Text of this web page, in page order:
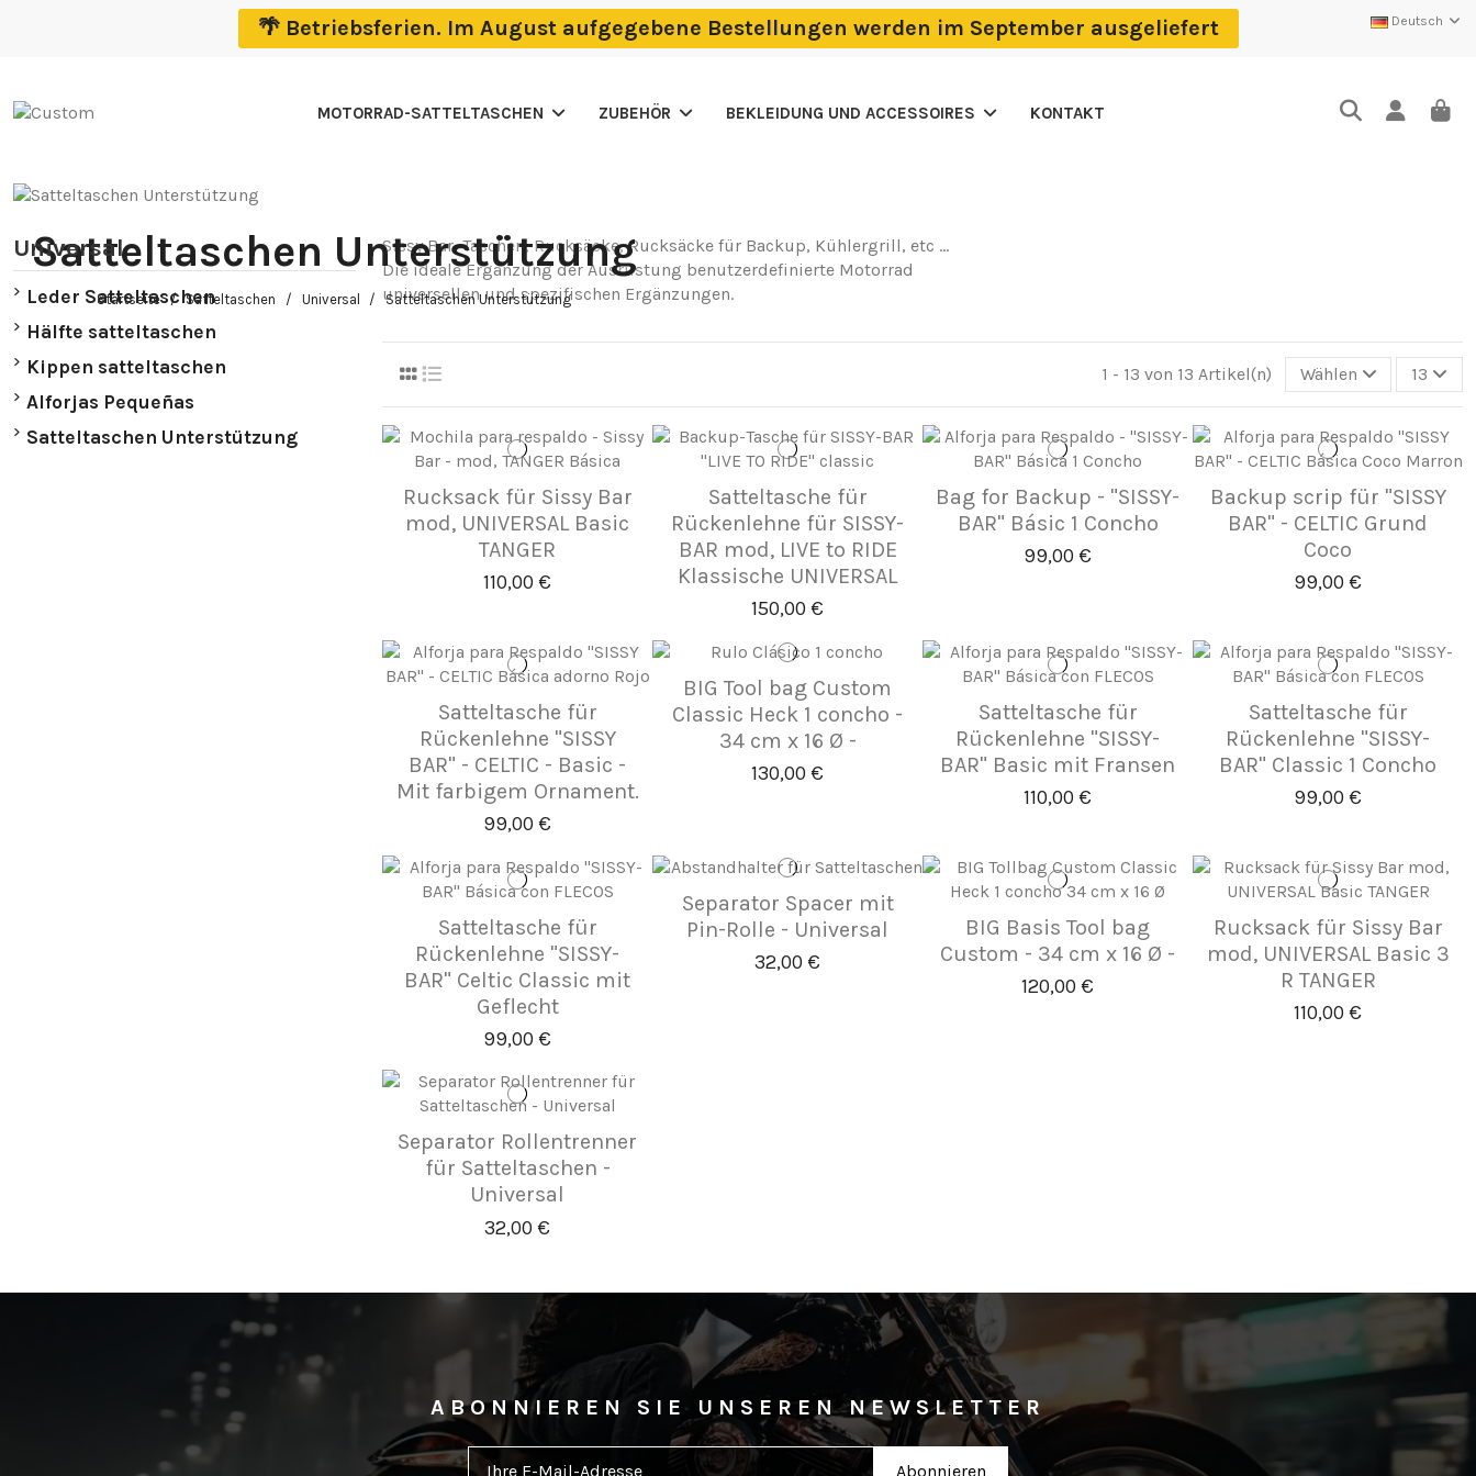
🌴 Betriebsferien. Im August aufgegebene Bestellungen werden im September ausgeliefert Deutsch
MOTORRAD-SATTELTASCHEN ZUBEHÖR BEKLEIDUNG UND ACCESSOIRES KONTAKT
Satteltaschen Unterstützung
Startseite Satteltaschen Universal Satteltaschen Unterstützung
Sissy Bar, Taschen, Rucksäcke, Rucksäcke für Backup, Kühlergrill, etc ...
Die ideale Ergänzung der Ausrüstung benutzerdefinierte Motorrad
universellen und spezifischen Ergänzungen.
1 - 13 von 13 Artikel(n) Wählen 13
Rucksack für Sissy Bar
mod, UNIVERSAL Basic
TANGER
110,00 €
Satteltasche für
Rückenlehne für SISSY-
BAR mod, LIVE to RIDE
Klassische UNIVERSAL
150,00 €
Bag for Backup - "SISSY-
BAR" Básic 1 Concho
99,00 €
Backup scrip für "SISSY
BAR" - CELTIC Grund
Coco
99,00 €
Satteltasche für
Rückenlehne "SISSY
BAR" - CELTIC - Basic -
Mit farbigem Ornament.
99,00 €
BIG Tool bag Custom
Classic Heck 1 concho -
34 cm x 16 Ø -
130,00 €
Satteltasche für
Rückenlehne "SISSY-
BAR" Basic mit Fransen
110,00 €
Satteltasche für
Rückenlehne "SISSY-
BAR" Classic 1 Concho
99,00 €
Satteltasche für
Rückenlehne "SISSY-
BAR" Celtic Classic mit
Geflecht
99,00 €
Separator Spacer mit
Pin-Rolle - Universal
32,00 €
BIG Basis Tool bag
Custom - 34 cm x 16 Ø -
120,00 €
Rucksack für Sissy Bar
mod, UNIVERSAL Basic 3
R TANGER
110,00 €
Separator Rollentrenner
für Satteltaschen -
Universal
32,00 €
Universal
Leder Satteltaschen
Hälfte satteltaschen
Kippen satteltaschen
Alforjas Pequeñas
Satteltaschen Unterstützung
ABONNIEREN SIE UNSEREN NEWSLETTER